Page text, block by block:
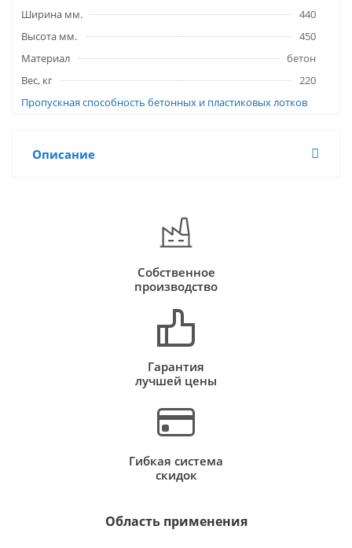
Ширина мм.
440
Высота мм.
450
Материал
бетон
Вес, кг
220
Пропускная способность бетонных и пластиковых лотков
Описание
Собственное
производство
Гарантия
лучшей цены
Гибкая система
скидок
Область применения